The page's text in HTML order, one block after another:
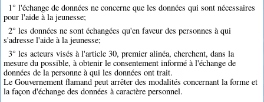
1° l'échange de données ne concerne que les données qui sont nécessaires
pour l'aide à la jeunesse;
2° les données ne sont échangées qu'en faveur des personnes à qui
s'adresse l'aide à la jeunesse;
3° les acteurs visés à l'article 30, premier alinéa, cherchent, dans la
mesure du possible, à obtenir le consentement informé à l'échange de
données de la personne à qui les données ont trait.
Le Gouvernement flamand peut arrêter des modalités concernant la forme et
la façon d'échange des données à caractère personnel.